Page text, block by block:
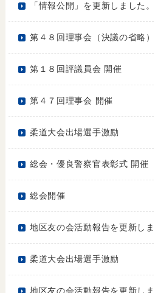
「情報公開」を更新しました。
第４８回理事会（決議の省略）
第１８回評議員会 開催
第４７回理事会 開催
柔道大会出場選手激励
総会・優良警察官表彰式 開催
総会開催
地区友の会活動報告を更新しま
柔道大会出場選手激励
地区友の会活動報告を更新しま